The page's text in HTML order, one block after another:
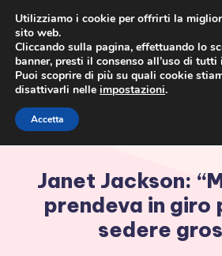
Janet Jackson:
prendeva in giro
sedere
Utilizziamo i cookie per offrirti la
sito web.
Cliccando sulla pagina, effettuando lo
banner, presti il consenso all’uso di tutti
Puoi scoprire di più su quali cookie
disattivarli nelle impostazioni.
Accetta